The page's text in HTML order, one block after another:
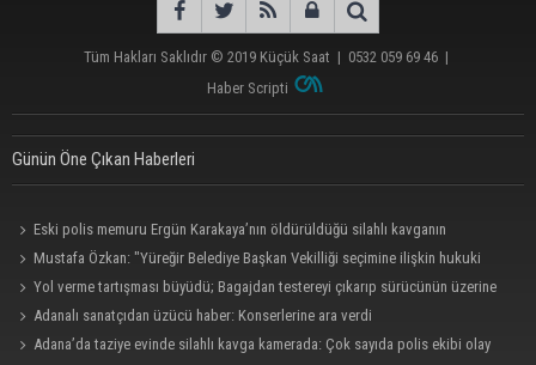
Tüm Hakları Saklıdır © 2019 Küçük Saat | 0532 059 69 46 |
Haber Scripti
Günün Öne Çıkan Haberleri
Eski polis memuru Ergün Karakaya’nın öldürüldüğü silahlı kavganın
görüntüleri ortaya çıktı
Mustafa Özkan: "Yüreğir Belediye Başkan Vekilliği seçimine ilişkin hukuki
süreç başlatıldı"
Yol verme tartışması büyüdü; Bagajdan testereyi çıkarıp sürücünün üzerine
yürüdü
Adanalı sanatçıdan üzücü haber: Konserlerine ara verdi
Adana’da taziye evinde silahlı kavga kamerada: Çok sayıda polis ekibi olay